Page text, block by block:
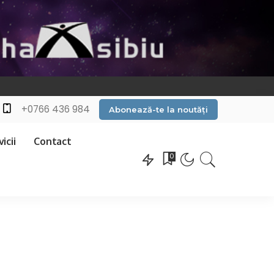
+0766 436 984 Abonează-te la noutăți
Contact
0